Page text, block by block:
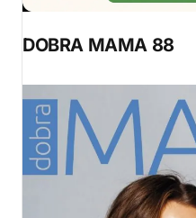
DOBRA MAMA 88